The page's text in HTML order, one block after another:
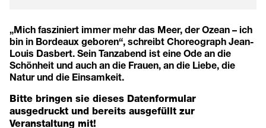
„Mich fasziniert immer mehr das Meer, der Ozean – ich
bin in Bordeaux geboren“, schreibt Choreograph Jean-
Louis Dasbert. Sein Tanzabend ist eine Ode an die
Schönheit und auch an die Frauen, an die Liebe, die
Natur und die Einsamkeit.
Bitte bringen sie dieses Datenformular
ausgedruckt und bereits ausgefüllt zur
Veranstaltung mit!